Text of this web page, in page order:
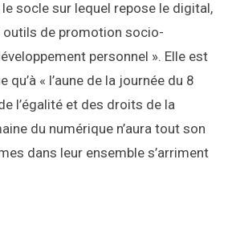
socle sur lequel repose le digital,
outils de promotion socio-
personnel ». Elle est
qu’à « l’aune de la journée du 8
l’égalité et des droits de la
du numérique n’aura tout son
dans leur ensemble s’arriment